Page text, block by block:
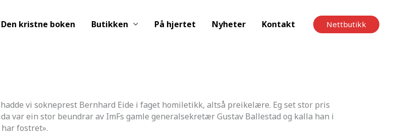
Den kristne boken Butikken På hjertet Nyheter Kontakt Nettbutikk
vi sokneprest Bernhard Eide i faget homiletikk, altså preikelære. Eg set stor pris
var ein stor beundrar av ImFs gamle generalsekretær Gustav Ballestad og kalla han i
fostret».